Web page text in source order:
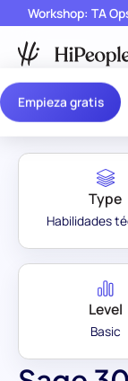
Empieza gratis
Workshop: TA
Assessment
Type
Habilidades
Level
Basic